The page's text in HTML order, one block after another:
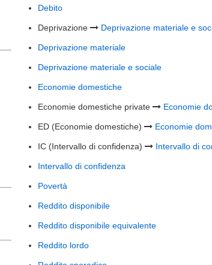
Debito
Deprivazione Deprivazione materiale e
Deprivazione materiale
Deprivazione materiale e sociale
Economie domestiche
Economie domestiche private Economie
ED (Economie domestiche) Economie
IC (Intervallo di confidenza) Intervallo di
Intervallo di confidenza
Povertà
Reddito disponibile
Reddito disponibile equivalente
Reddito lordo